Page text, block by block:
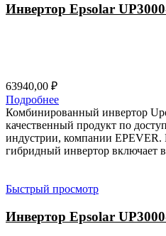
Инвертор Epsolar
63940,00 ₽
Подробнее
Комбинированный инвертор
качественный продукт по
индустрии, компании
гибридный инвертор включает в
Быстрый просмотр
Инвертор Epsolar